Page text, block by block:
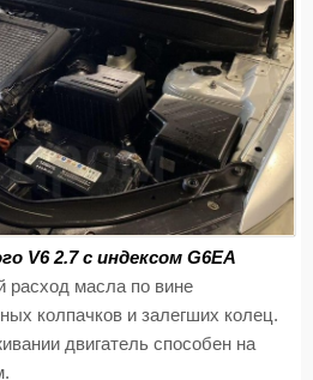
V6 2.7 c индексом G6EA
расход масла по вине
колпачков и залегших колец.
двигатель способен на